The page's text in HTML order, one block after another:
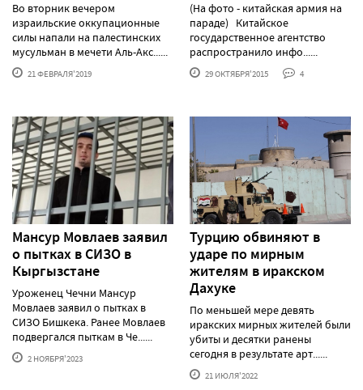
Во вторник вечером
израильские оккупационные
силы напали на палестинских
мусульман в мечети Аль-Акс......
21 ФЕВРАЛЯ'2019
(На фото - китайская армия на
параде) Китайское
государственное агентство
распространило инфо......
29 ОКТЯБРЯ'2015 4
Мансур Мовлаев заявил
о пытках в СИЗО в
Кыргызстане
Уроженец Чечни Мансур
Мовлаев заявил о пытках в
СИЗО Бишкека. Ранее Мовлаев
подвергался пыткам в Че......
2 НОЯБРЯ'2023
Турцию обвиняют в
ударе по мирным
жителям в иракском
Дахуке
По меньшей мере девять
иракских мирных жителей были
убиты и десятки ранены
сегодня в результате арт......
21 ИЮЛЯ'2022